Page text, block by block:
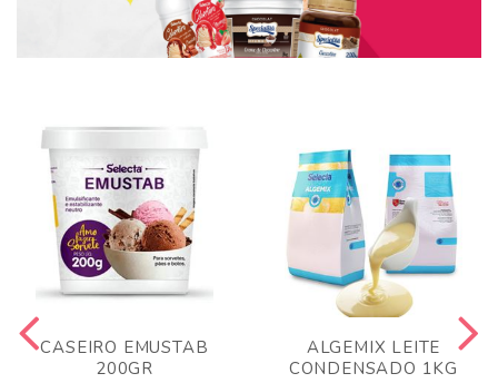
CASEIRO EMUSTAB
200GR
ALGEMIX LEITE
CONDENSADO 1KG